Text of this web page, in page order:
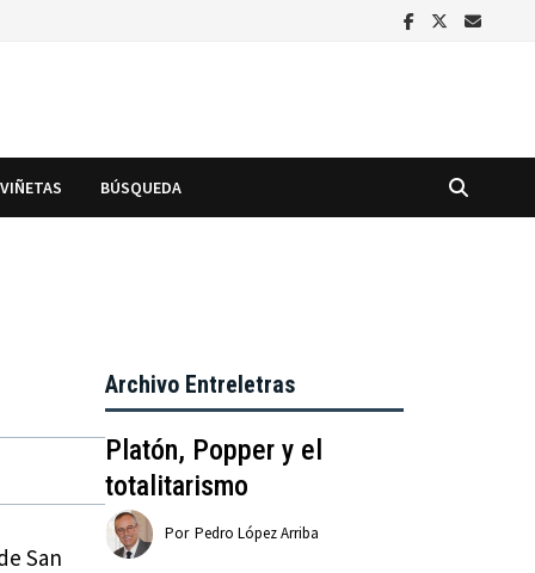
VIÑETAS BÚSQUEDA
San
Archivo Entreletras
Platón, Popper y el
totalitarismo
Por Pedro López Arriba